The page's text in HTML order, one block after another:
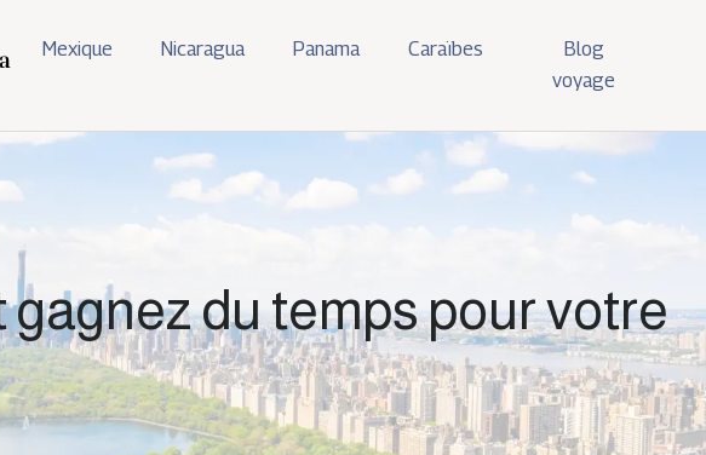
Mexique Nicaragua Panama Caraïbes
Blog
voyage
du temps pour votre